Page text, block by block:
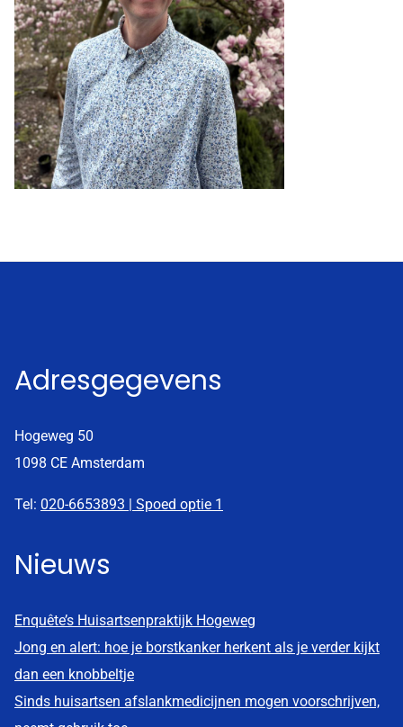
Adresgegevens
Hogeweg 50
1098 CE Amsterdam
Tel: 020-6653893 | Spoed optie 1
Nieuws
Enquête’s Huisartsenpraktijk Hogeweg
Jong en alert: hoe je borstkanker herkent als je verder kijkt
dan een knobbeltje
Sinds huisartsen afslankmedicijnen mogen voorschrijven,